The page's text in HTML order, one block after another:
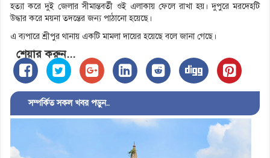
হত্যা করে দুই জেলার সীমান্তবর্তী ওই এলাকায় ফেলে রাখা হয়। দুপুরে মরদেহটি
উদ্ধার করে ময়না তদন্তের জন্য পাঠানো হয়েছে।
এ ব্যপারে শ্রীপুর থানায় একটি মামলা দায়ের হয়েছে বলে জানা গেছে।
শেয়ার করুন...
সম্পর্কিত সকল খবর পড়ুন..